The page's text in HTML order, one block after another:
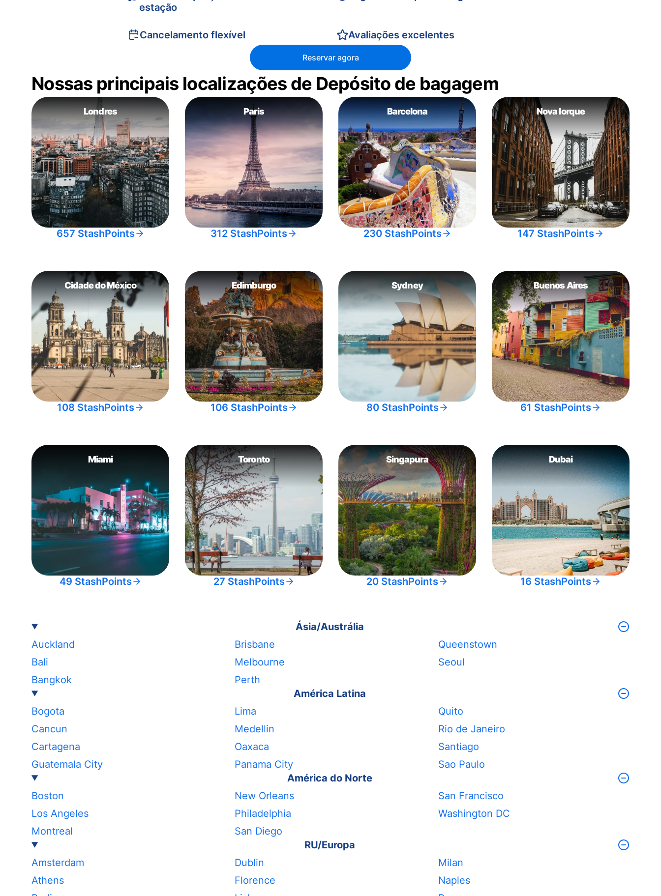
estação
Cancelamento flexível Avaliações excelentes
Reservar agora
Nossas principais localizações de Depósito de bagagem
Londres
657 StashPoints
Paris
312 StashPoints
Barcelona
230 StashPoints
Nova Iorque
147 StashPoints
Cidade do México
108 StashPoints
Edimburgo
106 StashPoints
Sydney
80 StashPoints
Buenos Aires
61 StashPoints
Miami
49 StashPoints
Toronto
27 StashPoints
Singapura
20 StashPoints
Dubai
16 StashPoints
Ásia/Austrália
Auckland
Bali
Bangkok
Brisbane
Melbourne
Perth
Queenstown
Seoul
América Latina
Bogota
Cancun
Cartagena
Guatemala City
Lima
Medellin
Oaxaca
Panama City
Quito
Rio de Janeiro
Santiago
Sao Paulo
América do Norte
Boston
Los Angeles
Montreal
New Orleans
Philadelphia
San Diego
San Francisco
Washington DC
RU/Europa
Amsterdam
Athens
Dublin
Florence
Milan
Naples